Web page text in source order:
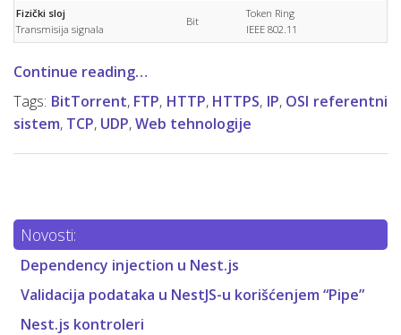
Fizički sloj
Transmisija signala
Bit
Token Ring
IEEE 802.11
Continue reading…
Tags: BitTorrent, FTP, HTTP, HTTPS, IP, OSI referentni
sistem, TCP, UDP,Web tehnologije
Novosti:
Dependency injection u Nest.js
Validacija podataka u NestJS-u korišćenjem “Pipe”
Nest.js kontroleri